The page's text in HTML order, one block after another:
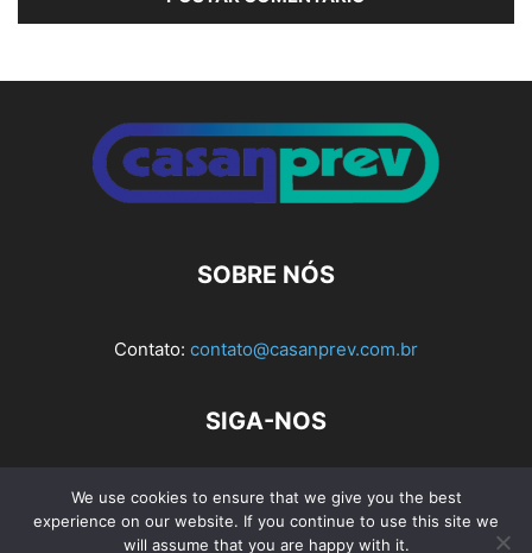
SOBRE NÓS
Contato: contato@casanprev.com.br
SIGA-NOS
Av. Rio Branco, nº 404, Sala 103 e 104 - Bloco 1, Ed. Planel
We use cookies to ensure that we give you the best
experience on our website. If you continue to use this site we
will assume that you are happy with it.